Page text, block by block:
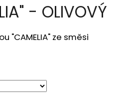
- OLIVOVÝ
"CAMELIA" ze směsi